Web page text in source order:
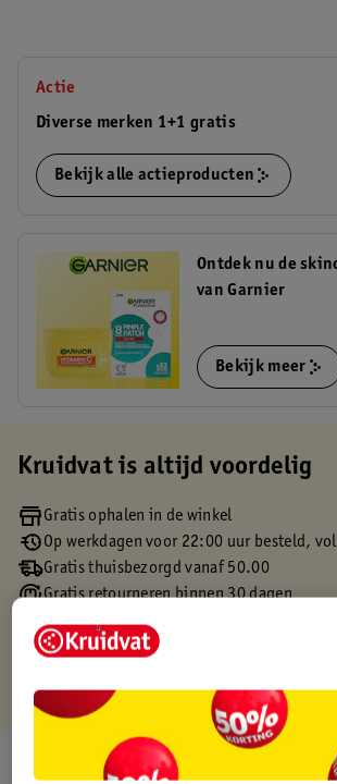
Actie
Diverse merken 1+1 gratis
Bekijk alle actieproducten
Ontdek nu de
van Garnier
Bekijk meer
Kruidvat is altijd voordelig
Gratis ophalen in de winkel
Op werkdagen voor 22:00 uur besteld,
Gratis thuisbezorgd vanaf 50.00
Gratis retourneren binnen 30 dagen
Gratis punten met je Kruidvat kaart
Over dit product